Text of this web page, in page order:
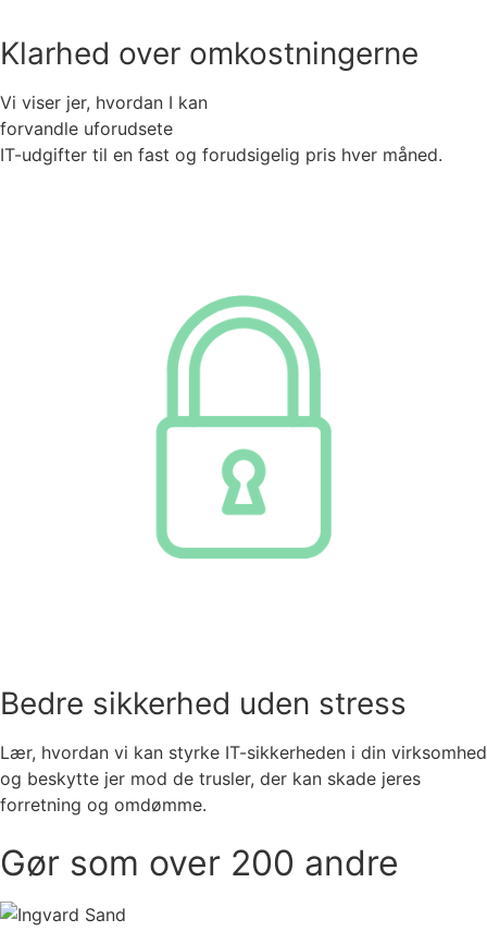
Klarhed over omkostningerne
Vi viser jer, hvordan I kan
forvandle uforudsete
IT-udgifter til en fast og forudsigelig pris hver måned.
Bedre sikkerhed uden stress
Lær, hvordan vi kan styrke IT-sikkerheden i din virksomhed
og beskytte jer mod de trusler, der kan skade jeres
forretning og omdømme.
Gør som over 200 andre